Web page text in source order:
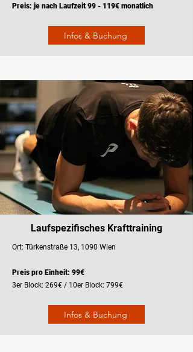
Preis: je nach Laufzeit 99 - 119€ monatlich
Infos & Buchung
Laufspezifisches Krafttraining
Ort: Türkenstraße 13, 1090 Wien
Preis pro Einheit: 99€
3er Block: 269€ / 10er Block: 799€
Infos & Buchung